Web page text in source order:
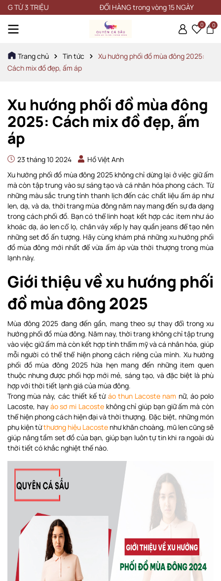
ĐỔI HÀNG trong vòng 15 NGÀY
0 0
Trang chủ Tin tức
Xu hướng phối đồ mùa đông 2025:
Cách mix đồ đẹp, ấm áp
Xu hướng phối đồ mùa đông
2025: Cách mix đồ đẹp, ấm
áp
23 tháng 10 2024
Hồ Việt Anh
Xu hướng phối đồ mùa đông 2025 không chỉ dừng lại ở việc giữ ấm
mà còn tập trung vào sự sáng tạo và cá nhân hóa phong cách. Từ
những màu sắc trung tính thanh lịch đến các chất liệu ấm áp như
len, dạ, và da, thời trang mùa đông năm nay mang đến sự đa dạng
trong cách phối đồ. Bạn có thể linh hoạt kết hợp các item như áo
khoác dạ, áo len cổ lọ, chân váy xếp ly hay quần jeans để tạo nên
những set đồ ấn tượng. Hãy cùng khám phá những xu hướng phối
đồ mùa đông mới nhất để vừa ấm áp vừa thời thượng trong mùa
lạnh này.
Giới thiệu về xu hướng phối
đồ mùa đông 2025
Mùa đông 2025 đang đến gần, mang theo sự thay đổi trong xu
hướng phối đồ mùa đông. Năm nay, thời trang không chỉ tập trung
vào việc giữ ấm mà còn kết hợp tính thẩm mỹ và cá nhân hóa, giúp
mỗi người có thể thể hiện phong cách riêng của mình. Xu hướng
phối đồ mùa đông 2025 hứa hẹn mang đến những item quen
thuộc nhưng được phối hợp mới mẻ, sáng tạo, và đặc biệt là phù
hợp với thời tiết lạnh giá của mùa đông.
Trong mùa này, các thiết kế từ áo thun Lacoste nam nữ, áo polo
Lacoste, hay áo sơ mi Lacostekhông chỉ giúp bạn giữ ấm mà còn
thể hiện phong cách hiện đại và thời thượng. Đặc biệt, những món
phụ kiện từthương hiệu Lacoste như khăn choàng, mũ len cũng sẽ
giúp nâng tầm set đồ của bạn, giúp bạn luôn tự tin khi ra ngoài dù
thời tiết có khắc nghiệt thế nào.